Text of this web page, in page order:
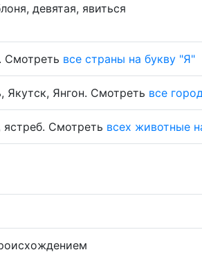
девятая, явиться
Смотреть все страны на букву "Я"
Якутск, Янгон. Смотреть все
Смотреть всех животные